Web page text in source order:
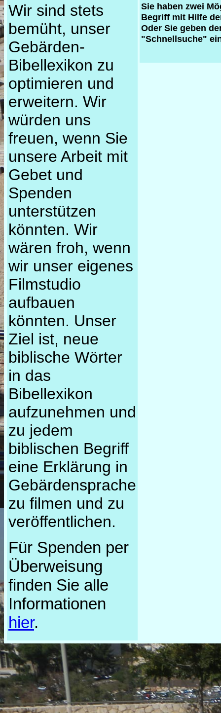
Wir sind stets
bemüht, unser
Gebärden-
Bibellexikon zu
optimieren und
erweitern. Wir
würden uns
freuen, wenn Sie
unsere Arbeit mit
Gebet und
Spenden
unterstützen
könnten. Wir
wären froh, wenn
wir unser eigenes
Filmstudio
aufbauen
könnten. Unser
Ziel ist, neue
biblische Wörter
in das
Bibellexikon
aufzunehmen und
zu jedem
biblischen Begriff
eine Erklärung in
Gebärdensprache
zu filmen und zu
veröffentlichen.
Für Spenden per
Überweisung
finden Sie alle
Informationen
hier.
Sie haben zwei
Begriff mit Hilfe
Oder Sie geben
"Schnellsuche"